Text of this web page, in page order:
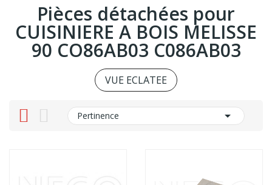
Pièces détachées pour
CUISINIERE A BOIS MELISSE
90 CO86AB03 C086AB03
VUE ECLATEE
Pertinence 